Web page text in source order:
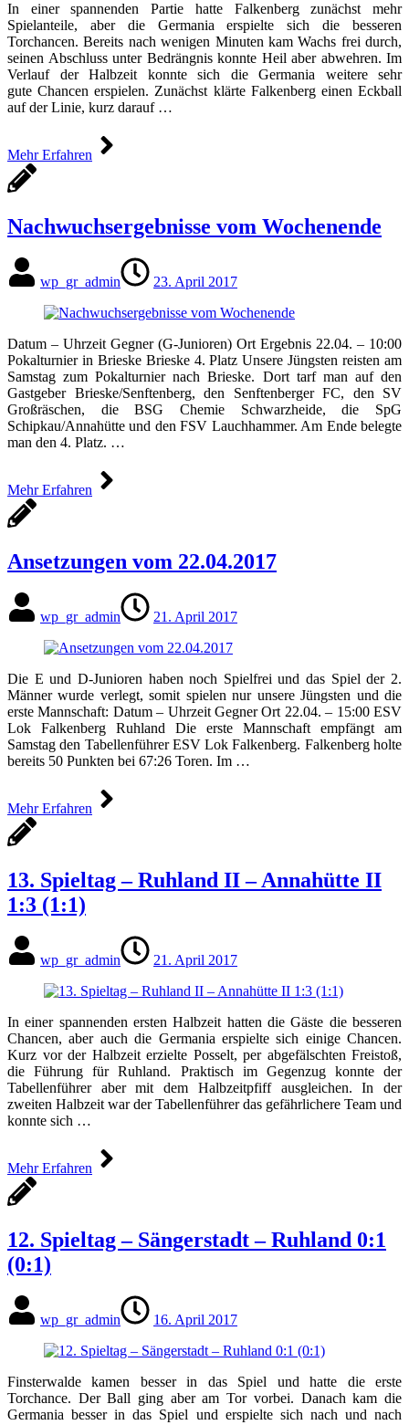
In einer spannenden Partie hatte Falkenberg zunächst mehr
Spielanteile, aber die Germania erspielte sich die besseren
Torchancen. Bereits nach wenigen Minuten kam Wachs frei durch,
seinen Abschluss unter Bedrängnis konnte Heil aber abwehren. Im
Verlauf der Halbzeit konnte sich die Germania weitere sehr
gute Chancen erspielen. Zunächst klärte Falkenberg einen Eckball
auf der Linie, kurz darauf …
Mehr Erfahren
Nachwuchsergebnisse vom Wochenende
wp_gr_admin 23. April 2017
Datum – Uhrzeit Gegner (G-Junioren) Ort Ergebnis 22.04. – 10:00
Pokalturnier in Brieske Brieske 4. Platz Unsere Jüngsten reisten am
Samstag zum Pokalturnier nach Brieske. Dort tarf man auf den
Gastgeber Brieske/Senftenberg, den Senftenberger FC, den SV
Großräschen, die BSG Chemie Schwarzheide, die SpG
Schipkau/Annahütte und den FSV Lauchhammer. Am Ende belegte
man den 4. Platz. …
Mehr Erfahren
Ansetzungen vom 22.04.2017
wp_gr_admin 21. April 2017
Die E und D-Junioren haben noch Spielfrei und das Spiel der 2.
Männer wurde verlegt, somit spielen nur unsere Jüngsten und die
erste Mannschaft: Datum – Uhrzeit Gegner Ort 22.04. – 15:00 ESV
Lok Falkenberg Ruhland Die erste Mannschaft empfängt am
Samstag den Tabellenführer ESV Lok Falkenberg. Falkenberg holte
bereits 50 Punkten bei 67:26 Toren. Im …
Mehr Erfahren
13. Spieltag – Ruhland II – Annahütte II
1:3 (1:1)
wp_gr_admin 21. April 2017
In einer spannenden ersten Halbzeit hatten die Gäste die besseren
Chancen, aber auch die Germania erspielte sich einige Chancen.
Kurz vor der Halbzeit erzielte Posselt, per abgefälschten Freistoß,
die Führung für Ruhland. Praktisch im Gegenzug konnte der
Tabellenführer aber mit dem Halbzeitpfiff ausgleichen. In der
zweiten Halbzeit war der Tabellenführer das gefährlichere Team und
konnte sich …
Mehr Erfahren
12. Spieltag – Sängerstadt – Ruhland 0:1
(0:1)
wp_gr_admin 16. April 2017
Finsterwalde kamen besser in das Spiel und hatte die erste
Torchance. Der Ball ging aber am Tor vorbei. Danach kam die
Germania besser in das Spiel und erspielte sich nach und nach